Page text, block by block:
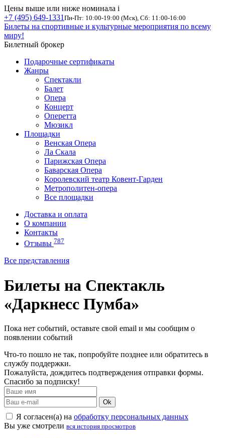
Цены выше или ниже номинала i
+7 (495) 649-1331 Пн-Пт: 10:00-19:00 (Мск), Сб: 11:00-16:00
Билеты на спортивные и культурные мероприятия по всему
миру!
Билетный брокер
Подарочные сертификаты
Жанры
Спектакли
Балет
Опера
Концерт
Оперетта
Мюзикл
Площадки
Венская Опера
Ла Скала
Парижская Опера
Баварская Опера
Королевский театр Ковент-Гарден
Метрополитен-опера
Все площадки
Доставка и оплата
О компании
Контакты
Отзывы 787
Все представления
Билеты на Спектакль
«Даркнесс Пумба»
Пока нет событий, оставьте свой email и мы сообщим о
появлении событий
Что-то пошло не так, попробуйте позднее или обратитесь в
службу поддержки.
Пожалуйста, дождитесь подтверждения отправки формы.
Спасибо за подписку!
Ok
Я согласен(а) на обработку персональных данных
Вы уже смотрели вся история просмотров